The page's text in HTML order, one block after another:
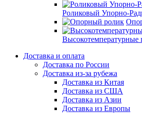
Роликовый Упорно-
Доставка и оплата
Доставка по России
Доставка из-за рубежа
Доставка из Китая
Доставка из США
Доставка из Азии
Доставка из Европы